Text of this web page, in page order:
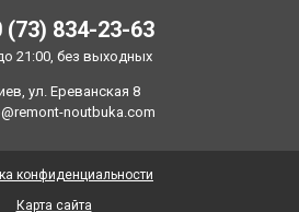
(73) 834-23-63
21:00, без выходных
ул. Ереванская 8
noutbuka.com
конфиденциальности
Карта сайта